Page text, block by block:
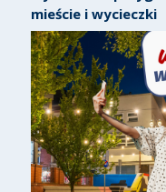
mieście i wycieczki